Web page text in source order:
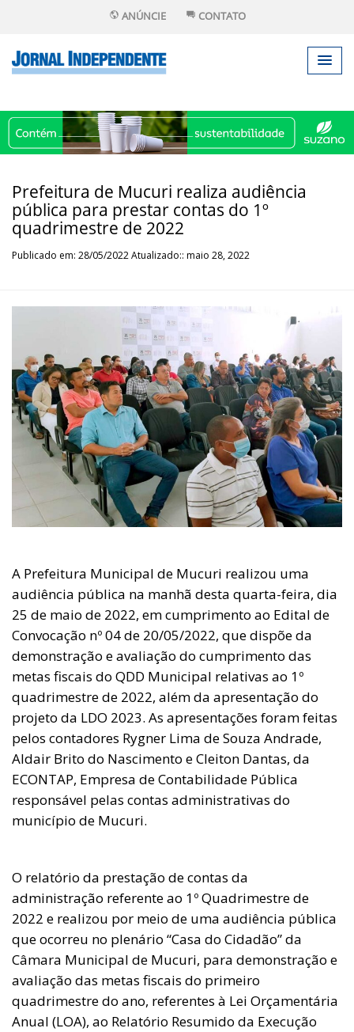
ANÚNCIE CONTATO
Prefeitura de Mucuri realiza audiência
pública para prestar contas do 1º
quadrimestre de 2022
Publicado em: 28/05/2022 Atualizado:: maio 28, 2022
A Prefeitura Municipal de Mucuri realizou uma
audiência pública na manhã desta quarta-feira, dia
25 de maio de 2022, em cumprimento ao Edital de
Convocação nº 04 de 20/05/2022, que dispõe da
demonstração e avaliação do cumprimento das
metas fiscais do QDD Municipal relativas ao 1º
quadrimestre de 2022, além da apresentação do
projeto da LDO 2023. As apresentações foram feitas
pelos contadores Rygner Lima de Souza Andrade,
Aldair Brito do Nascimento e Cleiton Dantas, da
ECONTAP, Empresa de Contabilidade Pública
responsável pelas contas administrativas do
município de Mucuri.
O relatório da prestação de contas da
administração referente ao 1º Quadrimestre de
2022 e realizou por meio de uma audiência pública
que ocorreu no plenário “Casa do Cidadão” da
Câmara Municipal de Mucuri, para demonstração e
avaliação das metas fiscais do primeiro
quadrimestre do ano, referentes à Lei Orçamentária
Anual (LOA), ao Relatório Resumido da Execução